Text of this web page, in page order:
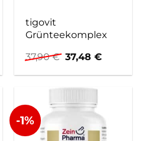
tigovit
Grünteekomplex
37,90€ Ursprünglicher
Preis
war:
37,90 €
37,48€
ist:
-1%